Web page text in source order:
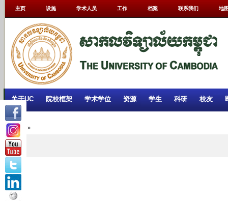
主页 设施 学术人员 工作 档案 联系我们 地
关于UC 院校框架 学术学位 资源 学生 科研 校友
Home »